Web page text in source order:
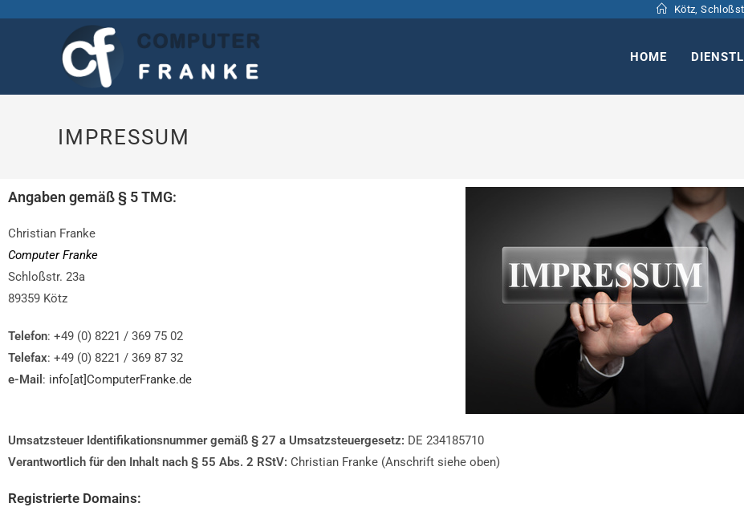
Kötz,
HOME
IMPRESSUM
Angaben gemäß § 5 TMG:
Christian Franke
Computer Franke
Schloßstr. 23a
89359 Kötz
Telefon: +49 (0) 8221 / 369 75 02
Telefax: +49 (0) 8221 / 369 87 32
e-Mail : info[at]ComputerFranke.de
Umsatzsteuer Identifikationsnummer gemäß § 27 a Umsatzsteuergesetz: DE 234185710
Verantwortlich für den Inhalt nach § 55 Abs. 2 RStV: Christian Franke (Anschrift siehe oben)
Registrierte Domains: